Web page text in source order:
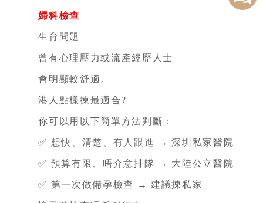
婦科檢查
生育問題
曾有心理壓力或流產經歷人士
會明顯較舒適。
港人點樣揀最適合?
你可以用以下簡單方法判斷：
✅ 想快、清楚、有人跟進 → 深圳私家醫院
✅ 預算有限、唔介意排隊 → 大陸公立醫院
✅ 第一次做備孕檢查 → 建議揀私家